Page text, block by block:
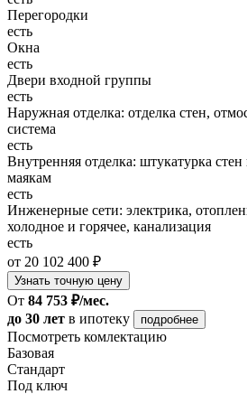
Перегородки
есть
Окна
есть
Двери входной группы
есть
Наружная отделка: отделка стен,
система
есть
Внутренняя отделка: штукатурка
маякам
есть
Инженерные сети: электрика,
холодное и горячее, канализация
есть
от 20 102 400 ₽
Узнать точную цену
От 84 753 ₽/мес.
до 30 лет в ипотеку подробнее
Посмотреть комлектацию
Базовая
Стандарт
Под ключ